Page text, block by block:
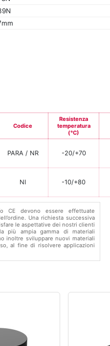
Codice
Resistenza
temperatura
(°C)
PARA / NR -20/+70
NI -10/+80
CE devono essere effettuate
Una richiesta successiva
le aspettative dei nostri clienti
più ampia gamma di materiali
inoltre sviluppare nuovi materiali
al fine di risolvere applicazioni